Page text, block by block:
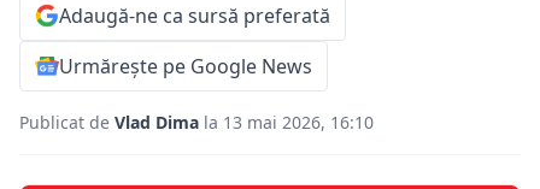
Adaugă-ne ca sursă preferată
Urmărește pe Google News
Publicat de Vlad Dima la 13 mai 2026, 16:10